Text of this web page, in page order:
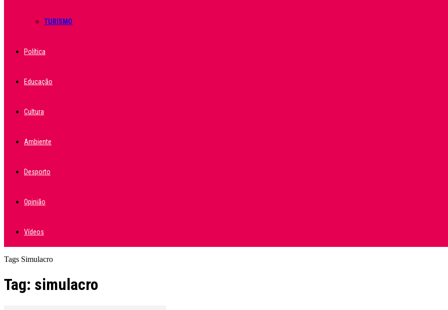
TURISMO
Política
Educação
Cultura
Ambiente
Desporto
Opinião
Vídeos
Tags Simulacro
Tag: simulacro